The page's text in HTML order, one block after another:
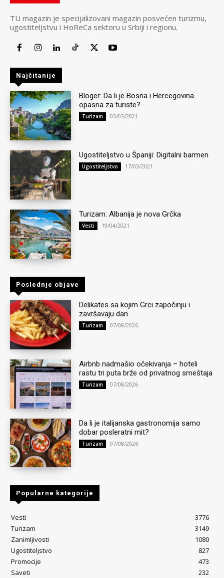
TU magazin je specijalizovani magazin posvećen turizmu,
ugostiteljstvu i HoReCa sektoru u Srbiji i regionu.
Najčitanije
Bloger: Da li je Bosna i Hercegovina
opasna za turiste?
Turizam 03/03/2021
Ugostiteljstvo u Španiji: Digitalni barmen
Ugostiteljstvo 17/03/2021
Turizam: Albanija je nova Grčka
Vesti 19/04/2021
Poslednje objave
Delikates sa kojim Grci započinju i
završavaju dan
Turizam 07/08/2026
Airbnb nadmašio očekivanja – hoteli
rastu tri puta brže od privatnog smeštaja
Turizam 07/08/2026
Da li je italijanska gastronomija samo
dobar posleratni mit?
Turizam 07/08/2026
Popularne kategorije
Vesti
3776
Turizam
3149
Zanimljivosti
1080
Ugostiteljstvo
827
Promocije
473
Saveti
232